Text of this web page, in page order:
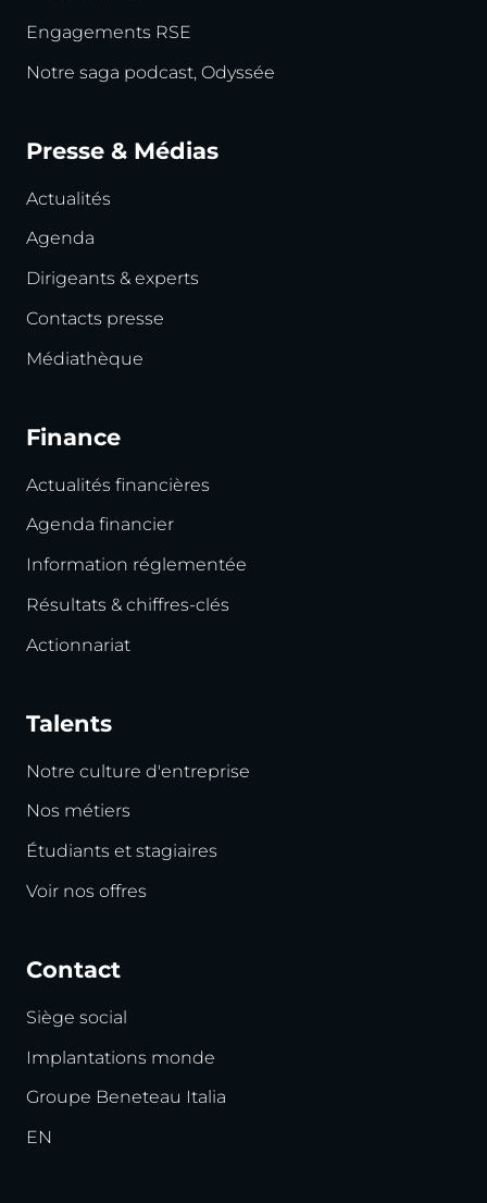
Engagements RSE
Notre saga podcast, Odyssée
Presse & Médias
Actualités
Agenda
Dirigeants & experts
Contacts presse
Médiathèque
Finance
Actualités financières
Agenda financier
Information réglementée
Résultats & chiffres-clés
Actionnariat
Talents
Notre culture d'entreprise
Nos métiers
Étudiants et stagiaires
Voir nos offres
Contact
Siège social
Implantations monde
Groupe Beneteau Italia
EN